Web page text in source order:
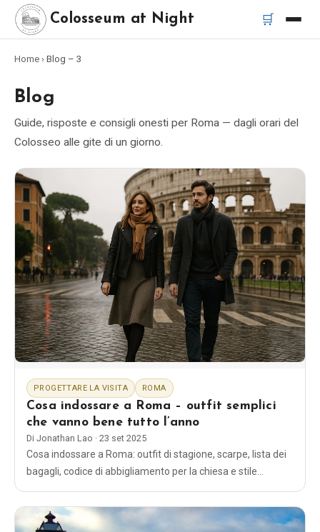
Colosseum at Night 🛒
Home
Migliori tour
Migliori tour notturni del Colosseo
Migliori tour a Roma
Bus turistico Roma
Tour in Vespa Roma
Catacombe di Roma
Blog
Negozio
Posters
T-Shirts
Home › Blog – 3
Blog
Guide, risposte e consigli onesti per Roma — dagli orari del
Colosseo alle gite di un giorno.
PROGETTARE LA VISITA ROMA
Cosa indossare a Roma – outfit semplici
che vanno bene tutto l’anno
Di Jonathan Lao · 23 set 2025
Cosa indossare a Roma: outfit di stagione, scarpe, lista dei
bagagli, codice di abbigliamento per la chiesa e stile
vanno bene per tutto il giorno.